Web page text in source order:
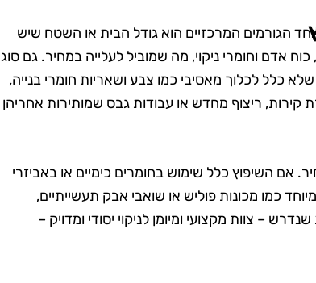
הגורמים המרכזיים הוא גודל הבית או השטח שיש
אדם וחומרי ניקוי, מה שמוביל לעלייה במחיר. גם סוג
כלל לכלוך מאסיבי כמו צבע ושאריות חומרי בנייה,
קירות, ריצוף מחדש או עבודות גבס שמותירות אחריהן
אם השיפוץ כלל שימוש בחומרים כימיים או באביזרי
כמו מכונות פוליש או שואבי אבק תעשייתיים,
– צוות מקצועי ומיומן לניקוי יסודי ומדויק –
רועי בן-דוד